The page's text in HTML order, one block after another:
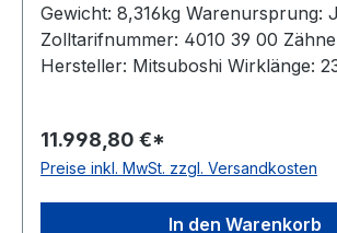
Gewicht: 8,316kg Warenursprung:
Zolltarifnummer: 4010 39 00
Hersteller: Mitsuboshi Wirklänge:
Norm: auf Anfrage antistatisch: ja
11.998,80 €*
Preise inkl. MwSt. zzgl. Versandkosten
In den Warenkorb